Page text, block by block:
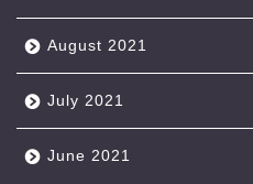
August 2021
July 2021
June 2021